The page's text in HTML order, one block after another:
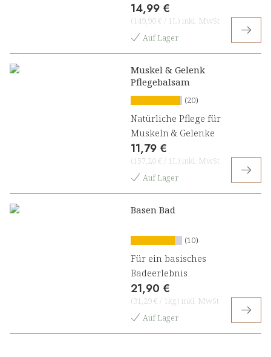
14,99 €
(149,90 € / 1L) inkl. MwSt
Auf Lager
Muskel & Gelenk
Pflegebalsam
(20)
Natürliche Pflege für
Muskeln & Gelenke
11,79 €
(157,20 € / 1L) inkl. MwSt
Auf Lager
Basen Bad
(10)
Für ein basisches
Badeerlebnis
21,90 €
(31,29 € / 1kg) inkl. MwSt
Auf Lager